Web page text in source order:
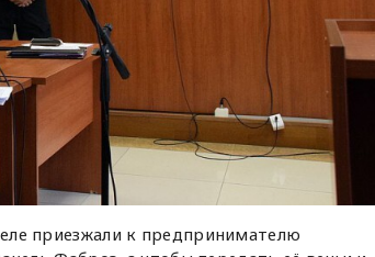
приезжали к предпринимателю